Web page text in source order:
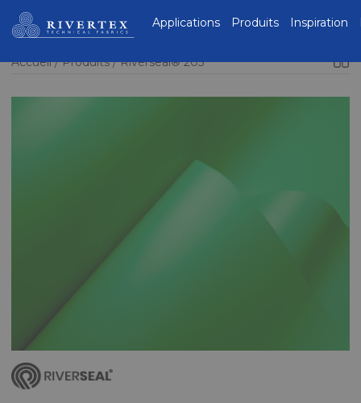
Accueil Produits Riverseal® 205
Rivertex Technical
Fabrics Group
Applications Produits Inspiration